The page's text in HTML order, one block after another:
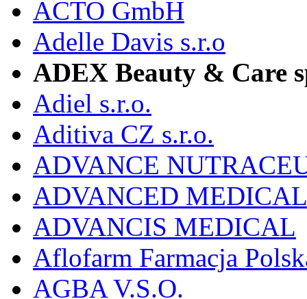
ACTO GmbH
Adelle Davis s.r.o
ADEX Beauty & Care
Adiel s.r.o.
Aditiva CZ s.r.o.
ADVANCE
ADVANCED
ADVANCIS MEDICAL
Aflofarm Farmacja
AGBA V.S.O.